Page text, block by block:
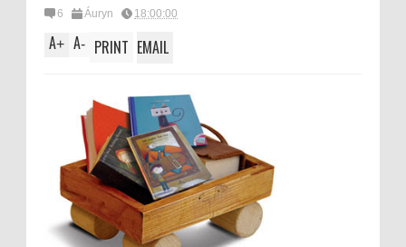
6 Áuryn 18:00:00
A+ A- PRINT EMAIL